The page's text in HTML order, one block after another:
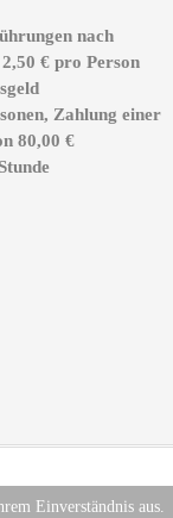
nach
€ pro Person
Zahlung einer
80,00 €
Einverständnis aus.